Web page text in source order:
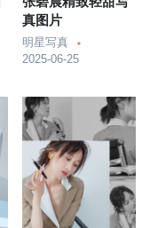
真图片
明星写真
2025-06-25